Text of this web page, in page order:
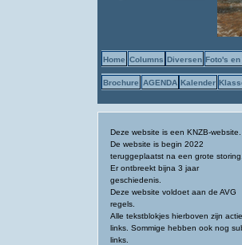
Home Columns Diversen Foto's
Brochure AGENDA Kalender
Deze website is een KNZB-website.
De website is begin 2022
teruggeplaatst na een grote storing.
Er ontbreekt bijna 3 jaar
geschiedenis.
Deze website voldoet aan de AVG
regels.
Alle tekstblokjes hierboven zijn
links. Sommige hebben ook nog
links.